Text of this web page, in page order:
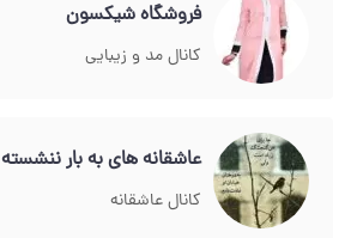
فروشگاه شیکسون
کانال مد و زیبایی
عاشقانه های به بار ننشسته
کانال عاشقانه